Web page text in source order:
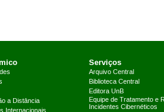
a Distância
Serviços
Arquivo Central
Biblioteca Central
Editora UnB
Equipe de Tratamento e
Incidentes Cibernéticos